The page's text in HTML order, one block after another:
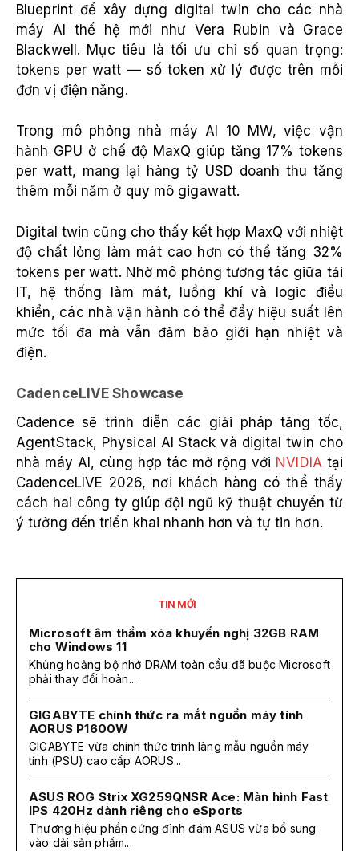
Blueprint để xây dựng digital twin cho các nhà
máy AI thế hệ mới như Vera Rubin và Grace
Blackwell. Mục tiêu là tối ưu chỉ số quan trọng:
tokens per watt — số token xử lý được trên mỗi
đơn vị điện năng.
Trong mô phỏng nhà máy AI 10 MW, việc vận
hành GPU ở chế độ MaxQ giúp tăng 17% tokens
per watt, mang lại hàng tỷ USD doanh thu tăng
thêm mỗi năm ở quy mô gigawatt.
Digital twin cũng cho thấy kết hợp MaxQ với nhiệt
độ chất lỏng làm mát cao hơn có thể tăng 32%
tokens per watt. Nhờ mô phỏng tương tác giữa tải
IT, hệ thống làm mát, luồng khí và logic điều
khiển, các nhà vận hành có thể đẩy hiệu suất lên
mức tối đa mà vẫn đảm bảo giới hạn nhiệt và
điện.
CadenceLIVE Showcase
Cadence sẽ trình diễn các giải pháp tăng tốc,
AgentStack, Physical AI Stack và digital twin cho
nhà máy AI, cùng hợp tác mở rộng với NVIDIA tại
CadenceLIVE 2026, nơi khách hàng có thể thấy
cách hai công ty giúp đội ngũ kỹ thuật chuyển từ
ý tưởng đến triển khai nhanh hơn và tự tin hơn.
TIN MỚI
Microsoft âm thầm xóa khuyến nghị 32GB RAM
cho Windows 11
Khủng hoảng bộ nhớ DRAM toàn cầu đã buộc Microsoft
phải thay đổi hoàn...
GIGABYTE chính thức ra mắt nguồn máy tính
AORUS P1600W
GIGABYTE vừa chính thức trình làng mẫu nguồn máy
tính (PSU) cao cấp AORUS...
ASUS ROG Strix XG259QNSR Ace: Màn hình Fast
IPS 420Hz dành riêng cho eSports
Thương hiệu phần cứng đình đám ASUS vừa bổ sung
vào dải sản phẩm...